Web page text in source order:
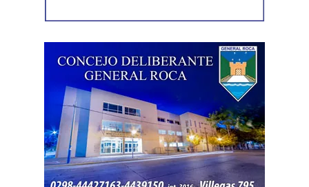
inicio de la temporada, programada para el transcurso de
agosto, reduciendo el riesgo de filtraciones, preservando
la infraestructura de riego y evitando futuras reparaciones
de emergencia.